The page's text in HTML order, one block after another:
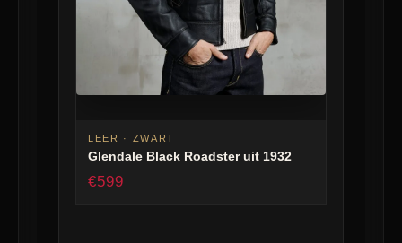
LEER · ZWART
Glendale Black Roadster uit 1932
€599